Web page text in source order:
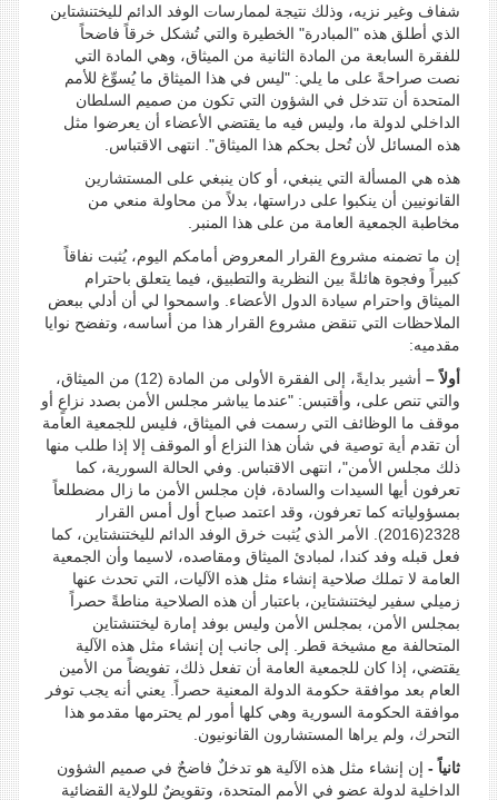
شفاف وغير نزيه، وذلك نتيجة لممارسات الوفد الدائم لليختنشتاين
الذي أطلق هذه "المبادرة" الخطيرة والتي تُشكل خرقاً فاضحاً
للفقرة السابعة من المادة الثانية من الميثاق، وهي المادة التي
نصت صراحةً على ما يلي: "ليس في هذا الميثاق ما يُسوِّغ للأمم
المتحدة أن تتدخل في الشؤون التي تكون من صميم السلطان
الداخلي لدولة ما، وليس فيه ما يقتضي الأعضاء أن يعرضوا مثل
هذه المسائل لأن تُحل بحكم هذا الميثاق". انتهى الاقتباس.
هذه هي المسألة التي ينبغي، أو كان ينبغي على المستشارين
القانونيين أن ينكبوا على دراستها، بدلاً من محاولة منعي من
مخاطبة الجمعية العامة من على هذا المنبر.
إن ما تضمنه مشروع القرار المعروض أمامكم اليوم، يُثبت نفاقاً
كبيراً وفجوة هائلةً بين النظرية والتطبيق، فيما يتعلق باحترام
الميثاق واحترام سيادة الدول الأعضاء. واسمحوا لي أن أدلي ببعض
الملاحظات التي تنقض مشروع القرار هذا من أساسه، وتفضح نوايا
مقدميه:
أولاً –
أشير بدايةً، إلى الفقرة الأولى من المادة (12) من الميثاق،
والتي تنص على، وأقتبس: "عندما يباشر مجلس الأمن بصدد نزاعٍ أو
موقف ما الوظائف التي رسمت في الميثاق، فليس للجمعية العامة
أن تقدم أية توصية في شأن هذا النزاع أو الموقف إلا إذا طلب منها
ذلك مجلس الأمن"، انتهى الاقتباس. وفي الحالة السورية، كما
تعرفون أيها السيدات والسادة، فإن مجلس الأمن ما زال مضطلعاً
بمسؤولياته كما تعرفون، وقد اعتمد صباح أول أمس القرار
2328(2016). الأمر الذي يُثبت خرق الوفد الدائم لليختنشتاين، كما
فعل قبله وفد كندا، لمبادئ الميثاق ومقاصده، لاسيما وأن الجمعية
العامة لا تملك صلاحية إنشاء مثل هذه الآليات، التي تحدث عنها
زميلي سفير ليختنشتاين، باعتبار أن هذه الصلاحية مناطةً حصراً
بمجلس الأمن، بمجلس الأمن وليس بوفد إمارة ليختنشتاين
المتحالفة مع مشيخة قطر. إلى جانب إن إنشاء مثل هذه الآلية
يقتضي، إذا كان للجمعية العامة أن تفعل ذلك، تفويضاً من الأمين
العام بعد موافقة حكومة الدولة المعنية حصراً. يعني أنه يجب توفر
موافقة الحكومة السورية وهي كلها أمور لم يحترمها مقدمو هذا
التحرك، ولم يراها المستشارون القانونيون.
ثانياً -إن إنشاء مثل هذه الآلية هو تدخلٌ فاضحٌ في صميم الشؤون
الداخلية لدولة عضو في الأمم المتحدة، وتقويضٌ للولاية القضائية